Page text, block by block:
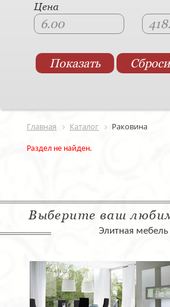
Цена
Главная Каталог Раковина
Раздел не найден.
Выберите ваш
Элитная мебель